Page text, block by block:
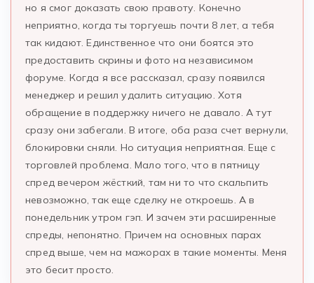
но я смог доказать свою правоту. Конечно
неприятно, когда ты торгуешь почти 8 лет, а тебя
так кидают. Единственное что они боятся это
предоставить скрины и фото на независимом
форуме. Когда я все рассказал, сразу появился
менеджер и решил удалить ситуацию. Хотя
обращение в поддержку ничего не давало. А тут
сразу они забегали. В итоге, оба раза счет вернули,
блокировки сняли. Но ситуация неприятная. Еще с
торговлей проблема. Мало того, что в пятницу
спред вечером жёсткий, там ни то что скальпить
невозможно, так еще сделку не откроешь. А в
понедельник утром гэп. И зачем эти расширенные
спреды, непонятно. Причем на основных парах
спред выше, чем на мажорах в такие моменты. Меня
это бесит просто.